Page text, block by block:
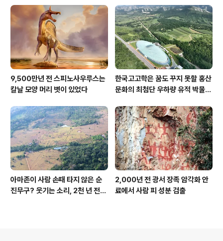
9,500만년 전 스피노사우루스는
칼날 모양 머리 볏이 있었다
한국고고학은 꿈도 꾸지 못할 홍산
문화의 최첨단 우하량 유적 박물관
아마존이 사람 손때 타지 않은 순
진무구? 웃기는 소리, 2천 년 전에
2,000년 전 광서 장족 암각화 안
료에서 사람 피 성분 검출